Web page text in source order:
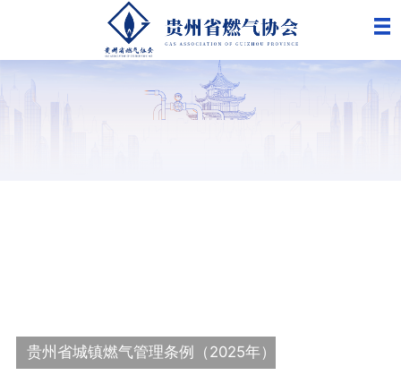
贵州省城镇燃气管理条例（2025年）